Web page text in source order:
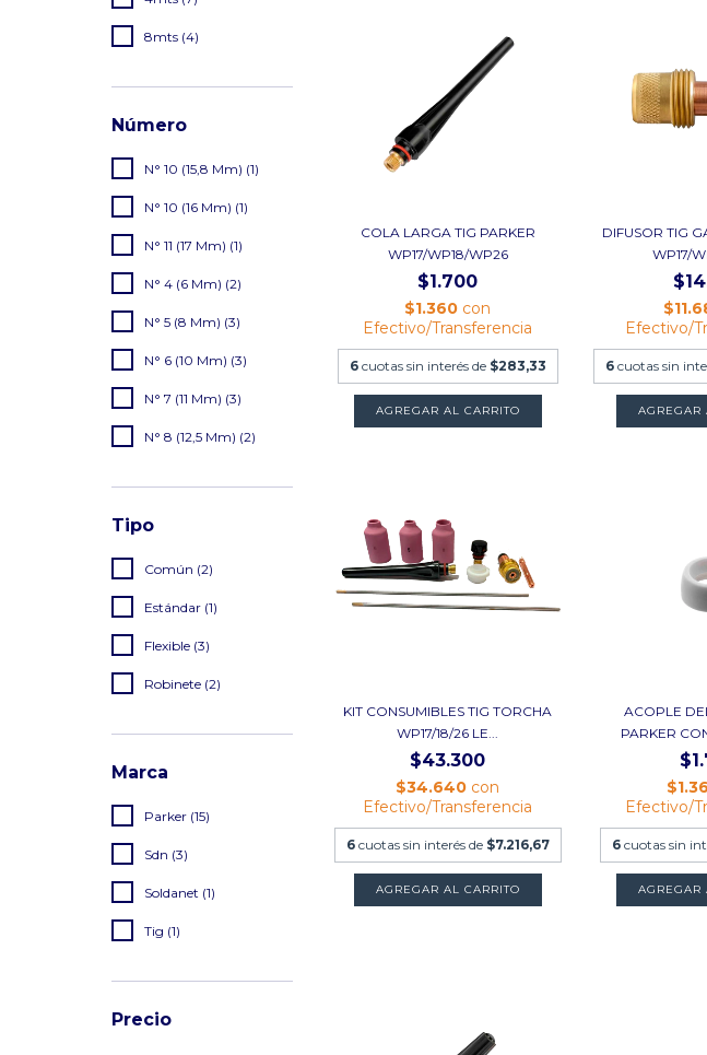
8mts (4)
Número
N° 10 (15,8 Mm) (1)
N° 10 (16 Mm) (1)
N° 11 (17 Mm) (1)
N° 4 (6 Mm) (2)
N° 5 (8 Mm) (3)
N° 6 (10 Mm) (3)
N° 7 (11 Mm) (3)
N° 8 (12,5 Mm) (2)
Tipo
Común (2)
Estándar (1)
Flexible (3)
Robinete (2)
Marca
Parker (15)
Sdn (3)
Soldanet (1)
Tig (1)
Precio
COLA LARGA TIG PARKER
WP17/WP18/WP26
$1.700
$1.360 con
Efectivo/Transferencia
6 cuotas sin interés de $283,33
DIFUSOR TIG
WP17/
Efectivo/
6 cuotas sin
AGREGAR
KIT CONSUMIBLES TIG TORCHA
WP17/18/26 LE...
$43.300
$34.640 con
Efectivo/Transferencia
6 cuotas sin interés de $7.216,67
AGREGAR AL CARRITO
ACOPLE
PARKER
Efectivo/
6 cuotas sin